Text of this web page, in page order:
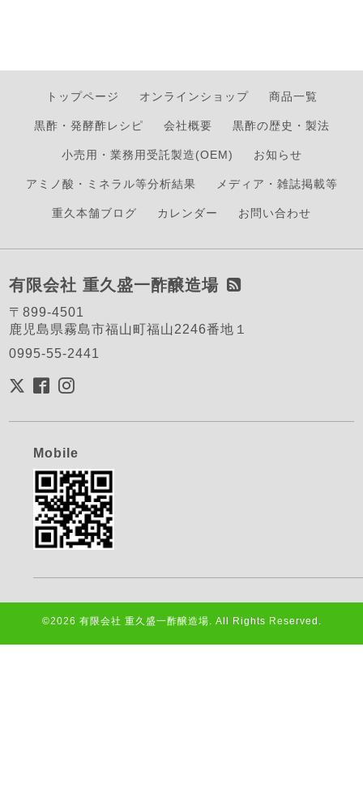
トップページ オンラインショップ 商品一覧
黒酢・発酵酢レシピ 会社概要 黒酢の歴史・製法
小売用・業務用受託製造(OEM) お知らせ
アミノ酸・ミネラル等分析結果 メディア・雑誌掲載等
重久本舗ブログ カレンダー お問い合わせ
有限会社 重久盛一酢醸造場
〒899-4501
鹿児島県霧島市福山町福山2246番地１
0995-55-2441
Mobile
©2026 有限会社 重久盛一酢醸造場. All Rights Reserved.